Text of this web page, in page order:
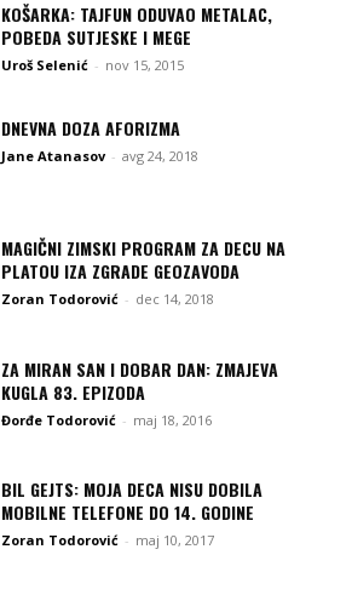
KOŠARKA: TAJFUN ODUVAO METALAC,
POBEDA SUTJESKE I MEGE
Uroš Selenić - nov 15, 2015
DNEVNA DOZA AFORIZMA
Jane Atanasov - avg 24, 2018
MAGIČNI ZIMSKI PROGRAM ZA DECU NA
PLATOU IZA ZGRADE GEOZAVODA
Zoran Todorović - dec 14, 2018
ZA MIRAN SAN I DOBAR DAN: ZMAJEVA
KUGLA 83. EPIZODA
Đorđe Todorović - maj 18, 2016
BIL GEJTS: MOJA DECA NISU DOBILA
MOBILNE TELEFONE DO 14. GODINE
Zoran Todorović - maj 10, 2017